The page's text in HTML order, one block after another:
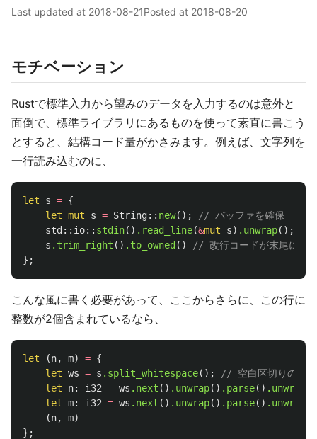
Last updated at 2018-08-21Posted at 2018-08-20
モチベーション
Rustで標準入力から望みのデータを入力するのは意外と
面倒で、標準ライブラリにあるものを使って素直に書こう
とすると、結構コード量がかさみます。例えば、文字列を
一行読み込むのに、
let s = {
let mut s = String:: new();
// バッファを確保
std :: io:: stdin() .read_line(&mut s) .unwrap();
s .trim_right () .to_owned ()
// 改行コードが末尾にく
};
こんな風に書く必要があって、ここからさらに、この行に
整数が2個含まれているなら、
let (n, m) = {
let ws = s .split_whitespace();
// 空白区切りの単
let
n: i32 = ws .next () .unwrap() .parse() .unwrap
let m: i32 = ws .next () .unwrap() .parse() .unwrap
(n, m)
};